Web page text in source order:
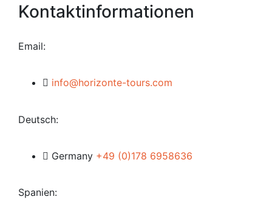
Kontaktinformationen
Email:
info@horizonte-tours.com
Deutsch:
Germany +49 (0)178 6958636
Spanien: